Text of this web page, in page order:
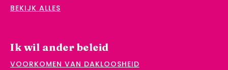
BEKIJK ALLES
Ik wil ander beleid
VOORKOMEN VAN DAKLOOSHEID